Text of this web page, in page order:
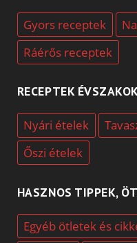
Gyors receptek
Ráérős receptek
RECEPTEK
Nyári ételek
Őszi ételek
HASZNOS TIPPEK,
Egyéb ötletek és